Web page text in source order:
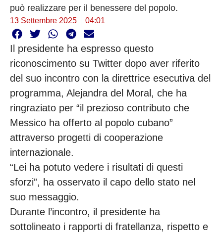
può realizzare per il benessere del popolo.
13 Settembre 2025 04:01
Il presidente ha espresso questo
riconoscimento su Twitter dopo aver riferito
del suo incontro con la direttrice esecutiva del
programma, Alejandra del Moral, che ha
ringraziato per “il prezioso contributo che
Messico ha offerto al popolo cubano”
attraverso progetti di cooperazione
internazionale.
“Lei ha potuto vedere i risultati di questi
sforzi”, ha osservato il capo dello stato nel
suo messaggio.
Durante l’incontro, il presidente ha
sottolineato i rapporti di fratellanza, rispetto e